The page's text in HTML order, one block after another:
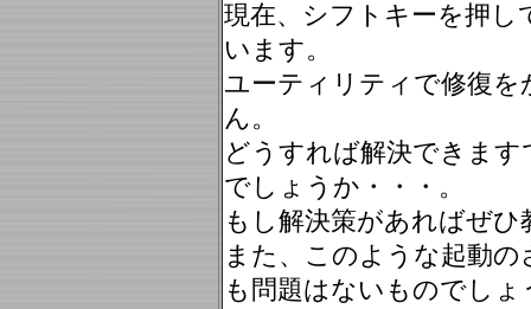
現在、シフトキーを押し
います。
ユーティリティで修復
ん。
どうすれば解決できま
でしょうか・・・。
もし解決策があればぜ
また、このような起動
も問題はないものでしょ